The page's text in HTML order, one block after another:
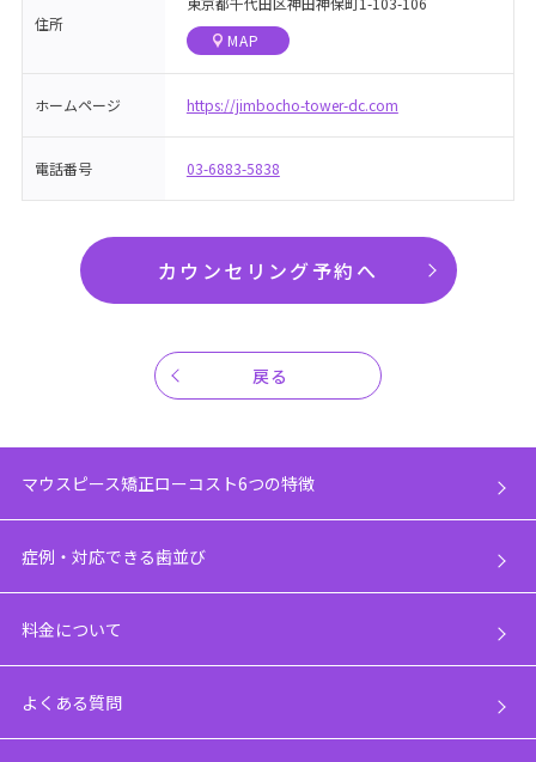
住所
MAP
ホームページ https://jimbocho-tower-dc.com
電話番号 03-6883-5838
カウンセリング予約へ
戻る
マウスピース矯正ローコスト6つの特徴
症例・対応できる歯並び
料金について
よくある質問